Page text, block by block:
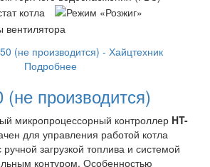
Подробнее
(не производится)
микропроцессорный контроллер HT-
для управления работой котла
загрузкой топлива и системой
контуром. Особенностью